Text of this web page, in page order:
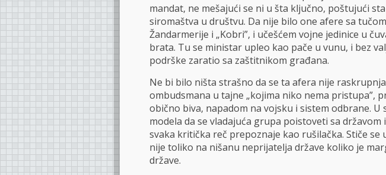
mandat, ne mešajući se ni u šta ključno, poštujući
siromaštva u društvu. Da nije bilo one afere sa
Žandarmerije i „Kobri”, i učešćem vojne jedinice u
brata. Tu se ministar upleo kao pače u vunu, i bez
podrške zaratio sa zaštitnikom građana.
Ne bi bilo ništa strašno da se ta afera nije
ombudsmana u tajne „kojima niko nema pristupa”,
obično biva, napadom na vojsku i sistem odbrane. U
modela da se vladajuća grupa poistoveti sa državom
svaka kritička reč prepoznaje kao rušilačka. Stiče se
nije toliko na nišanu neprijatelja države koliko je
države.